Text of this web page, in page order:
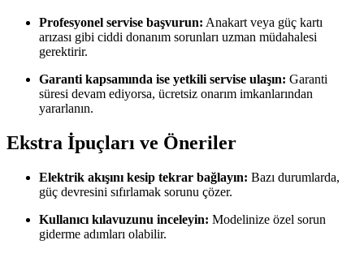
Profesyonel servise başvurun: Anakart veya güç kartı
arızası gibi ciddi donanım sorunları uzman müdahalesi
gerektirir.
Garanti kapsamında ise yetkili servise ulaşın: Garanti
süresi devam ediyorsa, ücretsiz onarım imkanlarından
yararlanın.
Ekstra İpuçları ve Öneriler
Elektrik akışını kesip tekrar bağlayın: Bazı durumlarda,
güç devresini sıfırlamak sorunu çözer.
Kullanıcı kılavuzunu inceleyin: Modelinize özel sorun
giderme adımları olabilir.